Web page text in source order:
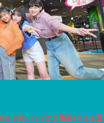
で笑いハジける最高の1日を過